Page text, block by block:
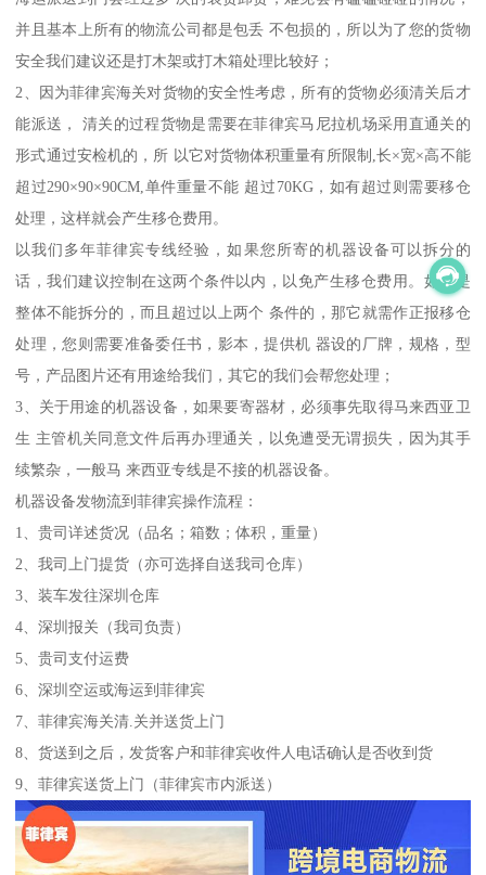
并且基本上所有的物流公司都是包丢 不包损的，所以为了您的货物
安全我们建议还是打木架或打木箱处理比较好；
2、因为菲律宾海关对货物的安全性考虑，所有的货物必须清关后才
能派送， 清关的过程货物是需要在菲律宾马尼拉机场采用直通关的
形式通过安检机的，所 以它对货物体积重量有所限制,长×宽×高不能
超过290×90×90CM,单件重量不能 超过70KG，如有超过则需要移仓
处理，这样就会产生移仓费用。
以我们多年菲律宾专线经验，如果您所寄的机器设备可以拆分的
话，我们建议控制在这两个条件以内，以免产生移仓费用。如果是
整体不能拆分的，而且超过以上两个 条件的，那它就需作正报移仓
处理，您则需要准备委任书，影本，提供机 器设的厂牌，规格，型
号，产品图片还有用途给我们，其它的我们会帮您处理；
3、关于用途的机器设备，如果要寄器材，必须事先取得马来西亚卫
生 主管机关同意文件后再办理通关，以免遭受无谓损失，因为其手
续繁杂，一般马 来西亚专线是不接的机器设备。
机器设备发物流到菲律宾操作流程：
1、贵司详述货况（品名；箱数；体积，重量）
2、我司上门提货（亦可选择自送我司仓库）
3、装车发往深圳仓库
4、深圳报关（我司负责）
5、贵司支付运费
6、深圳空运或海运到菲律宾
7、菲律宾海关清.关并送货上门
8、货送到之后，发货客户和菲律宾收件人电话确认是否收到货
9、菲律宾送货上门（菲律宾市内派送）